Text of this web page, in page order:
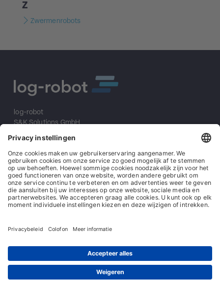
Z
Zwermenrobots
log-robot
S&K Solutions GmbH
94032 Passau
+49 (0) 851/2009 30 10
info@log-robot.com
Oplossingen
Over ons
Impressum
Algemene inkoopvoorwaarden
© log-robot | Marke der S&K Solutions GmbH